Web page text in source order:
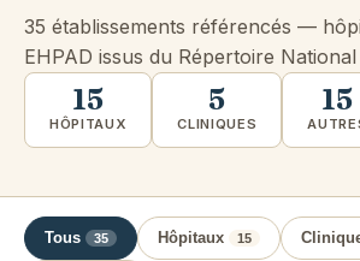
35 établissements référencés —
EHPAD issus du Répertoire National
15
HÔPITAUX
5
CLINIQUES
15
Tous 35 Hôpitaux 15